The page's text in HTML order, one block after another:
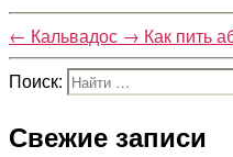
← Кальвадос → Как пить
Поиск:
Свежие записи